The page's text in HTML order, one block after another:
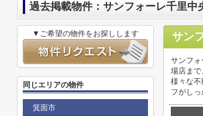
過去掲載物件：サンフォーレ千里中
サン
サンフ
場店ま
様々な
フがし
▼ご希望の物件をお探しします
同じエリアの物件
箕面市